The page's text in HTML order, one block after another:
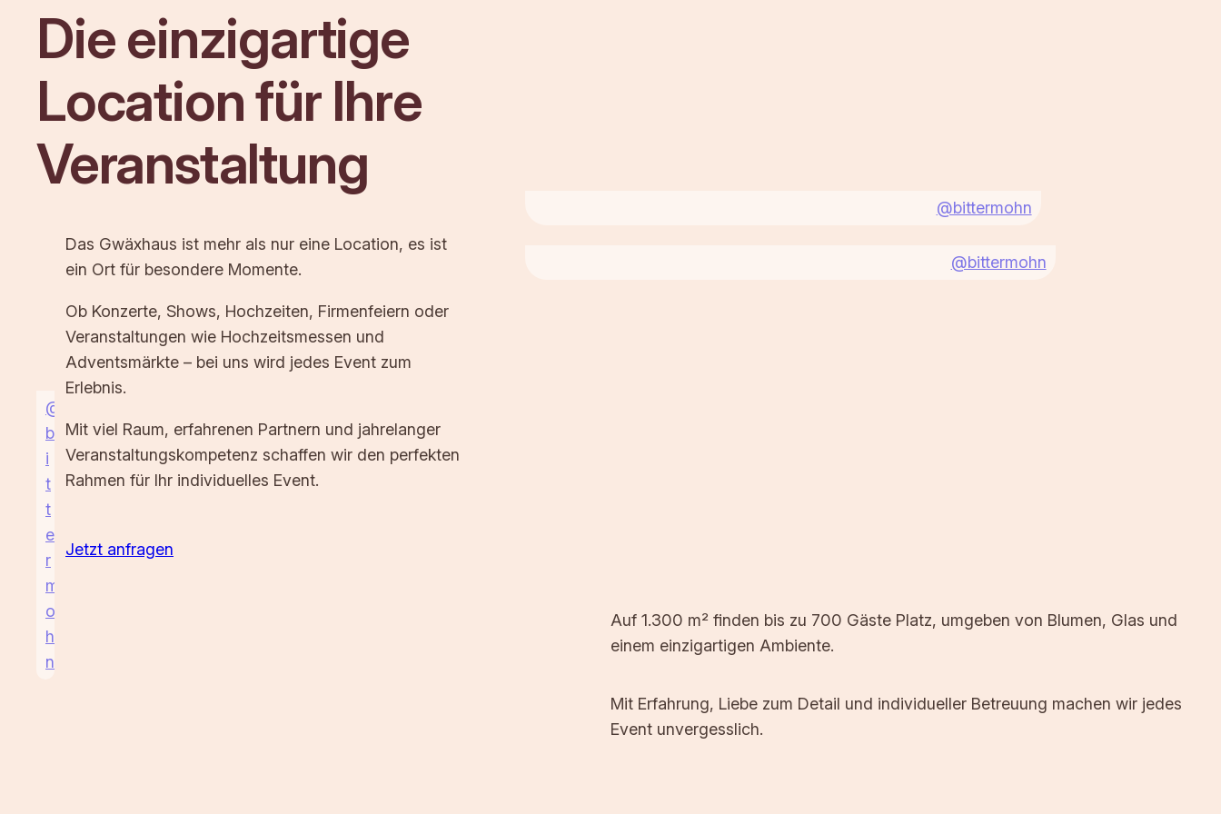
Die einzigartige
Location für Ihre
Veranstaltung
Das Gwäxhaus ist mehr als nur eine Location, es ist
ein Ort für besondere Momente.
Ob Konzerte, Shows, Hochzeiten, Firmenfeiern oder
Veranstaltungen wie Hochzeitsmessen und
Adventsmärkte – bei uns wird jedes Event zum
Erlebnis.
Mit viel Raum, erfahrenen Partnern und jahrelanger
Veranstaltungskompetenz schaffen wir den perfekten
Rahmen für Ihr individuelles Event.
Jetzt anfragen
@bittermohn
@bittermohn
@
b
i
t
t
e
r
m
o
h
n
Auf 1.300 m² finden bis zu 700 Gäste Platz, umgeben von Blumen, Glas und
einem einzigartigen Ambiente.
Mit Erfahrung, Liebe zum Detail und individueller Betreuung machen wir jedes
Event unvergesslich.